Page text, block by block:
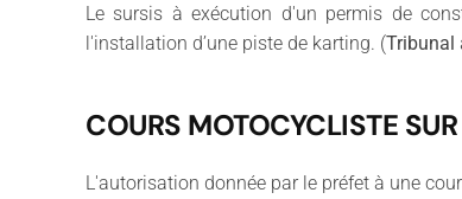
Le sursis à exécution d'un permis de
l'installation d’une piste de karting. (Tribunal
COURS MOTOCYCLISTE
L'autorisation donnée par le préfet à une